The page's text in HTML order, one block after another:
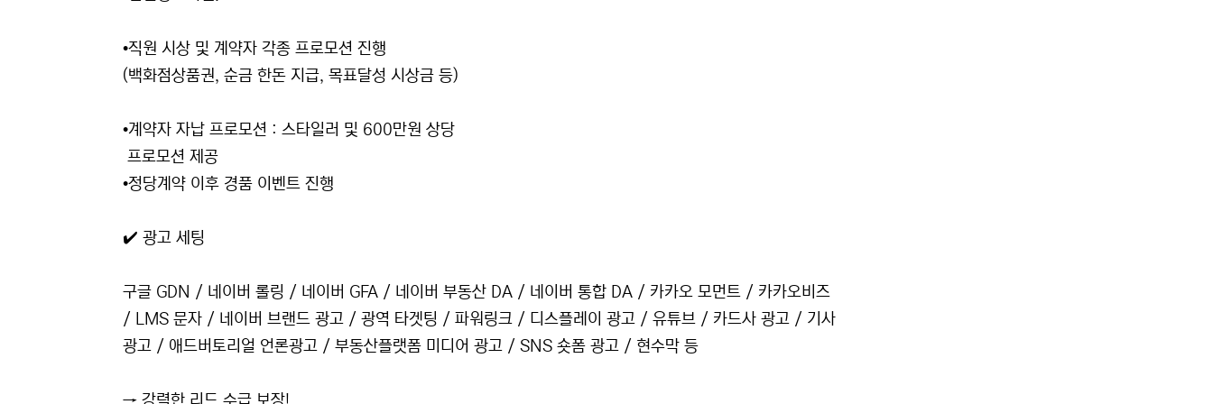
•직원 시상 및 계약자 각종 프로모션 진행
(백화점상품권, 순금 한돈 지급, 목표달성 시상금 등)
•계약자 자납 프로모션 : 스타일러 및 600만원 상당
프로모션 제공
•정당계약 이후 경품 이벤트 진행
✔️ 광고 세팅
구글 GDN / 네이버 롤링 / 네이버 GFA / 네이버 부동산 DA / 네이버 통합 DA / 카카오 모먼트 / 카카오비즈
/ LMS 문자 / 네이버 브랜드 광고 / 광역 타겟팅 / 파워링크 / 디스플레이 광고 / 유튜브 / 카드사 광고 / 기사
광고 / 애드버토리얼 언론광고 / 부동산플랫폼 미디어 광고 / SNS 숏폼 광고 / 현수막 등
→ 강력한 리드 수급 보장!